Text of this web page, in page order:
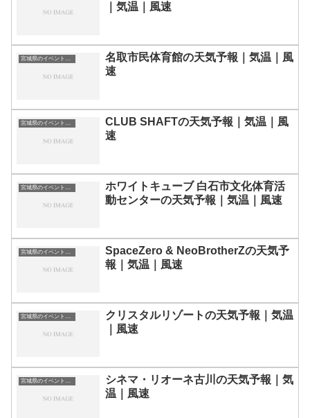
｜気温｜風速
宮城県のイベント会場一覧
名取市民体育館の天気予報｜気温｜風
速
宮城県のイベント会場一覧
CLUB SHAFTの天気予報｜気温｜風
速
宮城県のイベント会場一覧
ホワイトキューブ 白石市文化体育活
動センターの天気予報｜気温｜風速
SpaceZero & NeoBrotherZの天気予
報｜気温｜風速
クリスタルリゾートの天気予報｜気温
｜風速
シネマ・リオーネ古川の天気予報｜気
温｜風速